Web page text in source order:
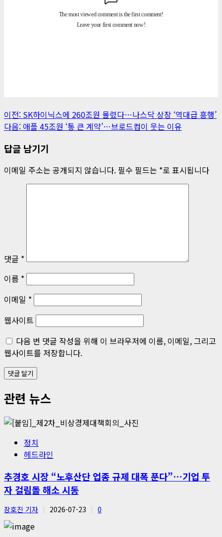
게
시
물
내
이전: SK하이닉스에 260조원 몰렸다…나스닥 상장 ‘역대급 흥행’
다음: 애플 45조원 ‘통 큰 계약’…브로드컴이 웃는 이유
답글 남기기
이메일 주소는 공개되지 않습니다. 필수 필드는 *로 표시됩니다
댓글 *
이름 *
이메일 *
웹사이트
다음 번 댓글 작성을 위해 이 브라우저에 이름, 이메일, 그리고
웹사이트를 저장합니다.
관련 뉴스
정치
헤드라인
추경호 시장 “노후산단 업종 규제 대폭 푼다”…기업 투
자 걸림돌 해소 시동
장호진 기자 2026-07-23 0